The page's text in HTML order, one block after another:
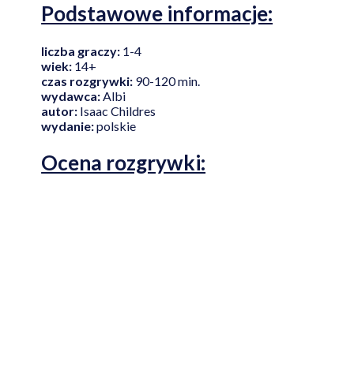
Podstawowe informacje:
liczba graczy: 1-4
wiek: 14+
czas rozgrywki: 90-120 min.
wydawca: Albi
autor: Isaac Childres
wydanie:polskie
Ocena rozgrywki: